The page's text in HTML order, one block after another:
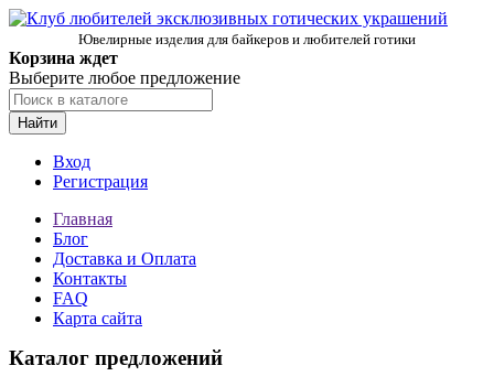
Ювелирные изделия для байкеров и любителей готики
Корзина ждет
Выберите любое предложение
Найти
Вход
Регистрация
Главная
Блог
Доставка и Оплата
Контакты
FAQ
Карта сайта
Каталог предложений